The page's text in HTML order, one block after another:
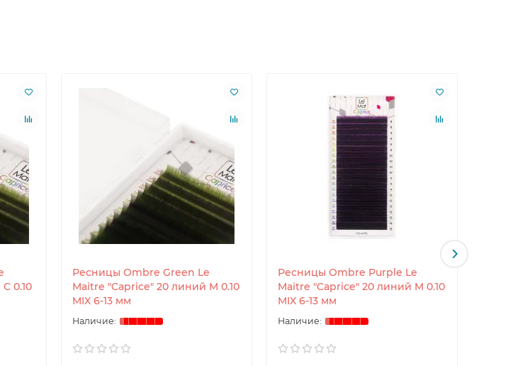
0.10
Ресницы Ombre Green Le
Maitre "Caprice" 20 линий M 0.10
MIX 6-13 мм
Ресницы Ombre Purple Le
Maitre "Caprice" 20 линий M 0.10
MIX 6-13 мм